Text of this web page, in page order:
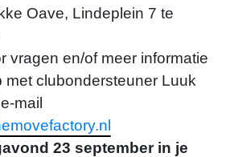
Oave, Lindeplein 7 te
vragen en/of meer informatie
met clubondersteuner Luuk
mail
23 september in je